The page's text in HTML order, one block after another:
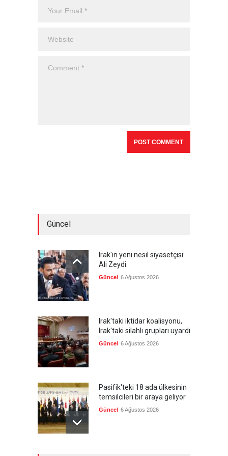
Güncel
Irak'ın yeni nesil siyasetçisi:
Ali Zeydi
Güncel 6 Ağustos 2026
Irak'taki iktidar koalisyonu,
Irak'taki silahlı grupları uyardı
Güncel 6 Ağustos 2026
Pasifik'teki 18 ada ülkesinin
temsilcileri bir araya geliyor
Güncel 6 Ağustos 2026